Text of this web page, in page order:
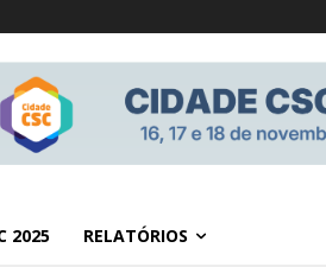
2025 RELATÓRIOS